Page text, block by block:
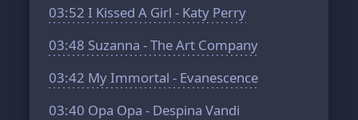
03:52 I Kissed A Girl - Katy Perry
03:48 Suzanna - The Art Company
03:42 My Immortal - Evanescence
03:40 Opa Opa - Despina Vandi